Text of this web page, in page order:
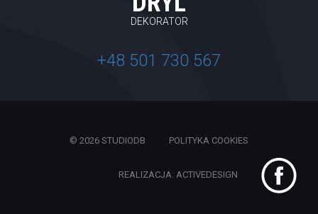
DEKORATOR
+48 501 730 567
© 2026 STUDIODB POLITYKA COOKIES
REALIZACJA: ACTIVEDESIGN